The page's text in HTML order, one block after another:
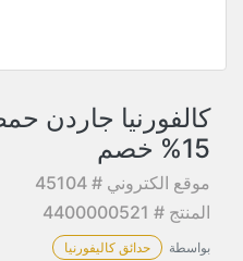
15% خصم
موقع الكتروني # 45104
المنتج # 4400000521
بواسطة حدائق كاليفورنيا